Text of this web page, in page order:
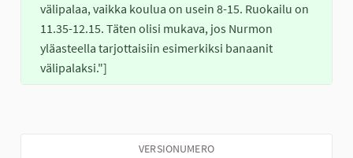
välipalaa, vaikka koulua on usein 8-15. Ruokailu on
11.35-12.15. Täten olisi mukava, jos Nurmon
yläasteella tarjottaisiin esimerkiksi banaanit
välipalaksi."]
VERSIONUMERO